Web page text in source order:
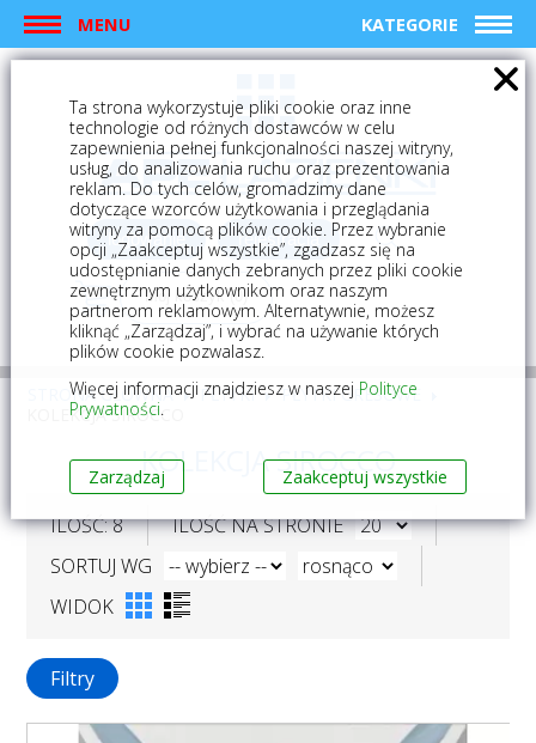
MENU KATEGORIE
logowanie rejestracja
Mój koszyk (0)
STRONA GŁÓWNA PŁYTKI
PŁYTKI GRESOWE
KOLEKCJA SIROCCO
KOLEKCJA SIROCCO
ILOŚĆ: 8
ILOŚĆ NA STRONIE
SORTUJ WG
WIDOK
Filtry
Ta strona wykorzystuje pliki cookie oraz inne
technologie od różnych dostawców w celu
zapewnienia pełnej funkcjonalności naszej witryny,
usług, do analizowania ruchu oraz prezentowania
reklam. Do tych celów, gromadzimy dane
dotyczące wzorców użytkowania i przeglądania
witryny za pomocą plików cookie. Przez wybranie
opcji „Zaakceptuj wszystkie”, zgadzasz się na
udostępnianie danych zebranych przez pliki cookie
zewnętrznym użytkownikom oraz naszym
partnerom reklamowym. Alternatywnie, możesz
kliknąć „Zarządzaj”, i wybrać na używanie których
plików cookie pozwalasz.
Więcej informacji znajdziesz w naszej Polityce
Prywatności.
Zarządzaj Zaakceptuj wszystkie